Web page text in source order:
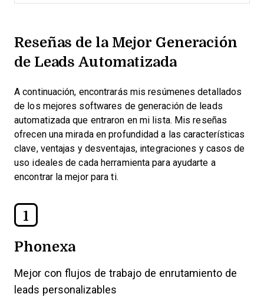
Reseñas de la Mejor Generación
de Leads Automatizada
A continuación, encontrarás mis resúmenes detallados
de los mejores softwares de generación de leads
automatizada que entraron en mi lista. Mis reseñas
ofrecen una mirada en profundidad a las características
clave, ventajas y desventajas, integraciones y casos de
uso ideales de cada herramienta para ayudarte a
encontrar la mejor para ti.
1
Phonexa
Mejor con flujos de trabajo de enrutamiento de
leads personalizables